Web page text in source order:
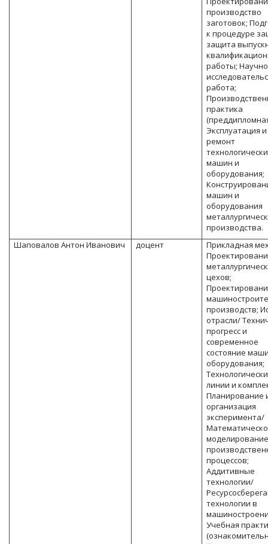
производство
заготовок;
к процедуре
защита
работы;
работа;
практика
Эксплуатация и
ремонт
машин и
оборудования;
машин и
оборудования
производства.
Шаповалов Антон Иванович
доцент
Прикладная
цехов;
производств;
отрасли/
прогресс и
современное
состояние
оборудования;
линии и
Планирование
организация
эксперимента/
процессов;
Аддитивные
технологии/
технологии в
Учебная